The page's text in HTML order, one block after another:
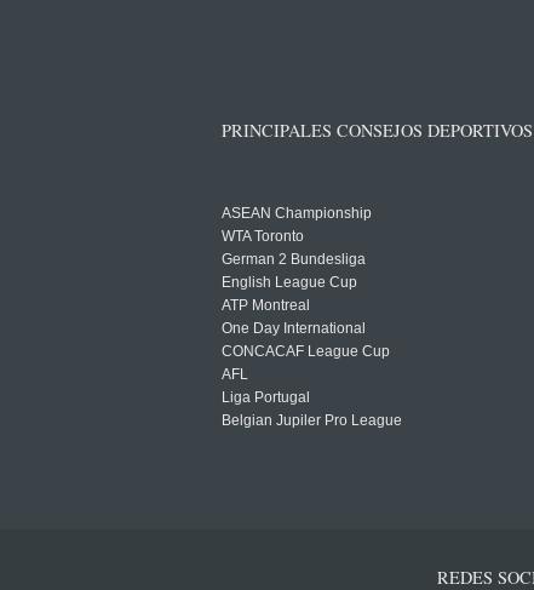
PRINCIPALES CONSEJOS
ASEAN Championship
WTA Toronto
German 2 Bundesliga
English League Cup
ATP Montreal
One Day International
CONCACAF League Cup
AFL
Liga Portugal
Belgian Jupiler Pro League
REDES